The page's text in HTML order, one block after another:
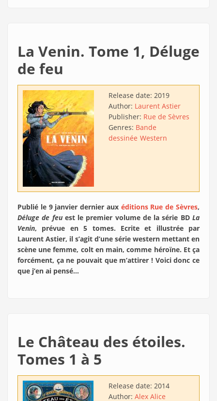
La Venin. Tome 1, Déluge
de feu
Release date: 2019
Author: Laurent Astier
Publisher: Rue de Sèvres
Genres: Bande
dessinée Western
Publié le 9 janvier dernier aux éditions Rue de Sèvres,
Déluge de feuest le premier volume de la série BDLa
Venin, prévue en 5 tomes. Ecrite et illustrée par
Laurent Astier, il s’agit d’une série western mettant en
scène une femme, colt en main, comme héroïne. Et ça
forcément, ça ne pouvait que m’attirer ! Voici donc ce
que j’en ai pensé…
Le Château des étoiles.
Tomes 1 à 5
Release date: 2014
Author: Alex Alice